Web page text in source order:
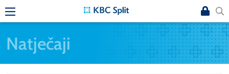
Natječaji